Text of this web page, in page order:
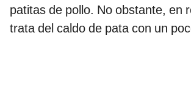
patitas de pollo. No obstante, en
trata del caldo de pata con un